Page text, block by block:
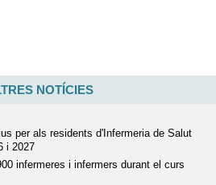
NOTÍCIES
per als residents d'Infermeria de Salut
i 2027
infermeres i infermers durant el curs